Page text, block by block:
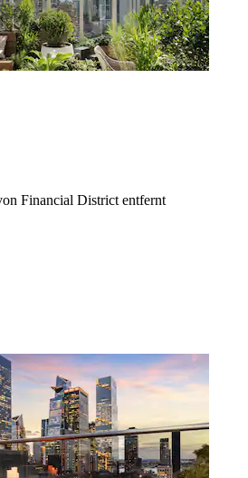
Financial District entfernt